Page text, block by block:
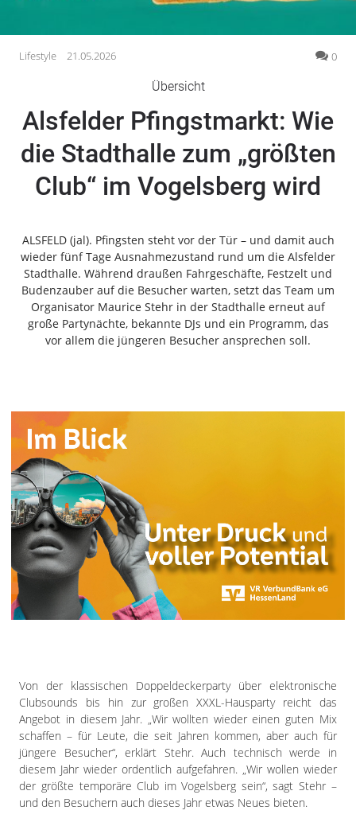
Vogelsberg
Romrod
Homberg
Ohm
Schotten
Antrifttal
Feldatal
Freiensteinau
Gemünden
Grebenau
Grebenhain
Mücke
Schwalmtal
Ulrichstein
Wartenberg
Schwalm
Fulda
Gießen
Impressum
Lifestyle 21.05.2026 0
Übersicht
Alsfelder Pfingstmarkt: Wie
die Stadthalle zum „größten
Club“ im Vogelsberg wird
ALSFELD (jal). Pfingsten steht vor der Tür – und damit auch
wieder fünf Tage Ausnahmezustand rund um die Alsfelder
Stadthalle. Während draußen Fahrgeschäfte, Festzelt und
Budenzauber auf die Besucher warten, setzt das Team um
Organisator Maurice Stehr in der Stadthalle erneut auf
große Partynächte, bekannte DJs und ein Programm, das
vor allem die jüngeren Besucher ansprechen soll.
Von der klassischen Doppeldeckerparty über elektronische
Clubsounds bis hin zur großen XXXL-Hausparty reicht das
Angebot in diesem Jahr. „Wir wollten wieder einen guten Mix
schaffen – für Leute, die seit Jahren kommen, aber auch für
jüngere Besucher“, erklärt Stehr. Auch technisch werde in
diesem Jahr wieder ordentlich aufgefahren. „Wir wollen wieder
der größte temporäre Club im Vogelsberg sein“, sagt Stehr –
und den Besuchern auch dieses Jahr etwas Neues bieten.